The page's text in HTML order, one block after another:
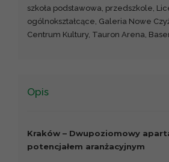
szkoła podstawowa, przedszkole,
ogólnokształcące, Galeria Nowe
Centrum Kultury, Tauron Arena,
Opis
Kraków – Dwupoziomowy
potencjałem aranżacyjnym